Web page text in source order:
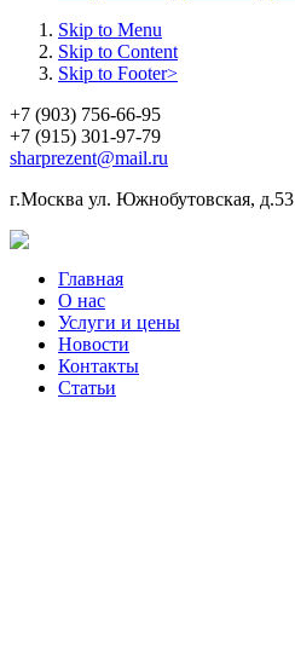
Skip to Menu
Skip to Content
Skip to Footer>
+7 (903) 756-66-95
+7 (915) 301-97-79
sharprezent@mail.ru
г.Москва ул. Южнобутовская, д.53
Главная
О нас
Услуги и цены
Новости
Контакты
Статьи